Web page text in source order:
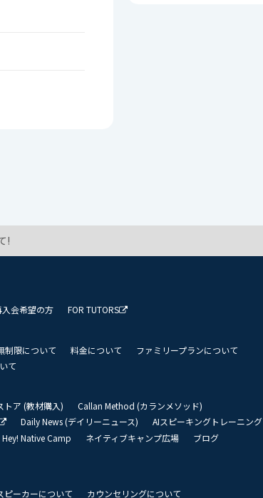
!
入会希望の方 FOR TUTORS
制限について 料金について
ファミリープランについて
て
トア (教材購入)
Callan Method (カランメソッド)
Daily News (デイリーニュース)
AIスピーキングトレーニング
Hey! Native Camp ネイティブキャンプ広場
ブログ
ピーカーについて カウンセリングについて